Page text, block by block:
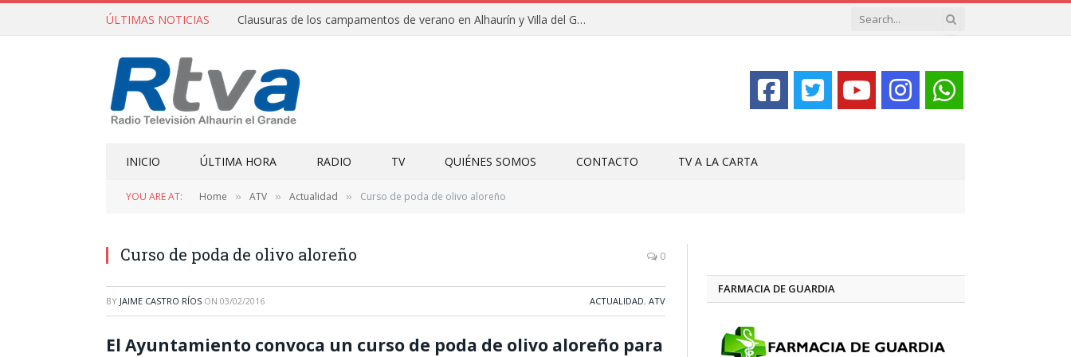
ÚLTIMAS NOTICIAS Clausuras de los campamentos de verano en Alhaurín y Villa del Guadalhorce 2026
INICIO ÚLTIMA HORA RADIO TV QUIÉNES SOMOS CONTACTO TV A LA CARTA
YOU ARE AT: Home » ATV » Actualidad » Curso de poda de olivo aloreño
Curso de poda de olivo aloreño 0
BY JAIME CASTRO RÍOS ON 03/02/2016 ACTUALIDAD, ATV
El Ayuntamiento convoca un curso de poda de olivo aloreño para
FARMACIA DE GUARDIA